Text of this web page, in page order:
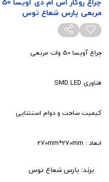
مربعی پارس شعاع توس
چراغ آویسا 50 وات مربعی
فناوری SMD LED
کیفیت ساخت و دوام استثنایی
ابعاد : 270mm*270mm
برند: پارس شعاع توس